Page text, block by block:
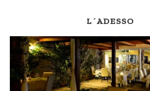
L´ADESSO